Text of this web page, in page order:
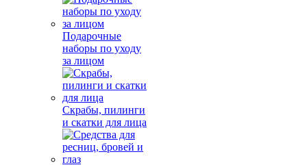
Подарочные
наборы по уходу
за лицом
Скрабы, пилинги
и скатки для лица